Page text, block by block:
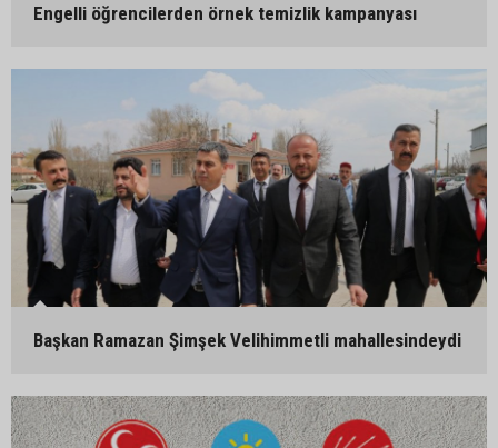
Engelli öğrencilerden örnek temizlik kampanyası
Başkan Ramazan Şimşek Velihimmetli mahallesindeydi